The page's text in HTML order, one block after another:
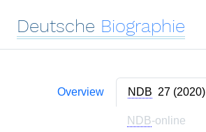
Deutsche Biographie
Overview NDB 27 (2020)
NDB-online